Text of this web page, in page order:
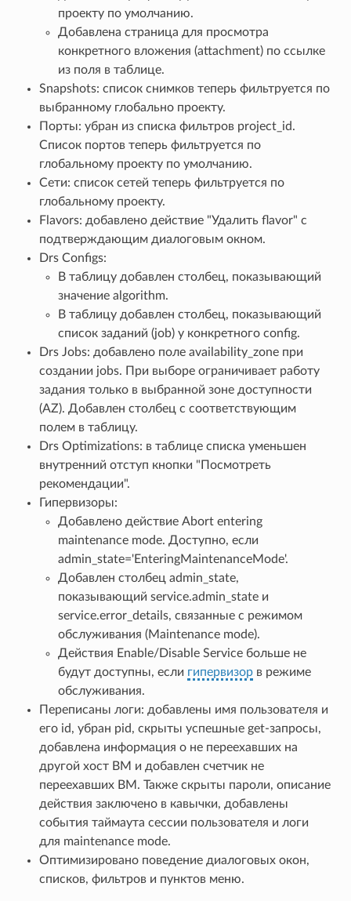
проекту по умолчанию.
Добавлена страница для просмотра
конкретного вложения (attachment) по ссылке
из поля в таблице.
Snapshots: список снимков теперь фильтруется по
выбранному глобально проекту.
Порты: убран из списка фильтров project_id.
Cписок портов теперь фильтруется по
глобальному проекту по умолчанию.
Сети: список сетей теперь фильтруется по
глобальному проекту.
Flavors: добавлено действие "Удалить flavor" с
подтверждающим диалоговым окном.
Drs Configs:
В таблицу добавлен столбец, показывающий
значение algorithm.
В таблицу добавлен столбец, показывающий
список заданий (job) у конкретного config.
Drs Jobs: добавлено поле availability_zone при
создании jobs. При выборе ограничивает работу
задания только в выбранной зоне доступности
(AZ). Добавлен столбец с соответствующим
полем в таблицу.
Drs Optimizations: в таблице списка уменьшен
внутренний отступ кнопки "Посмотреть
рекомендации".
Гипервизоры:
Добавлено действие Abort entering
maintenance mode. Доступно, если
admin_state='EnteringMaintenanceMode'.
Добавлен столбец admin_state,
показывающий service.admin_state и
service.error_details, связанные с режимом
обслуживания (Maintenance mode).
Действия Enable/Disable Service больше не
будут доступны, если гипервизорв режиме
обслуживания.
Переписаны логи: добавлены имя пользователя и
его id, убран pid, скрыты успешные get-запросы,
добавлена информация о не переехавших на
другой хост ВМ и добавлен счетчик не
переехавших ВМ. Также скрыты пароли, описание
действия заключено в кавычки, добавлены
события таймаута сессии пользователя и логи
для maintenance mode.
Оптимизировано поведение диалоговых окон,
списков, фильтров и пунктов меню.